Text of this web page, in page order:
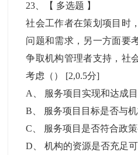
23 、【 多选题 】
社会工作者在策划项目时
问题和需求，另一方面要
争取机构管理者支持，社
考虑（） [2,0.5分]
A
服务项目实现和达成
B
服务项目目标是否与
C
服务项目是否符合政
D 、机构的资源是否充足